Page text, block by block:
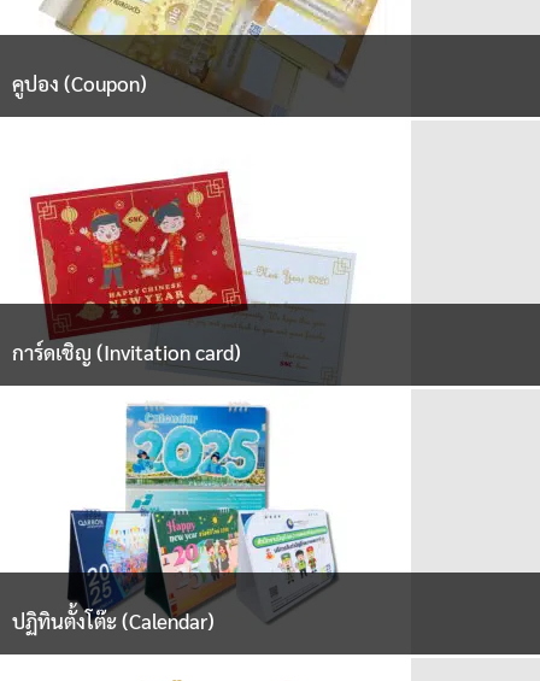
คูปอง (Coupon)
การ์ดเชิญ (Invitation card)
ปฏิทินตั้งโต๊ะ (Calendar)